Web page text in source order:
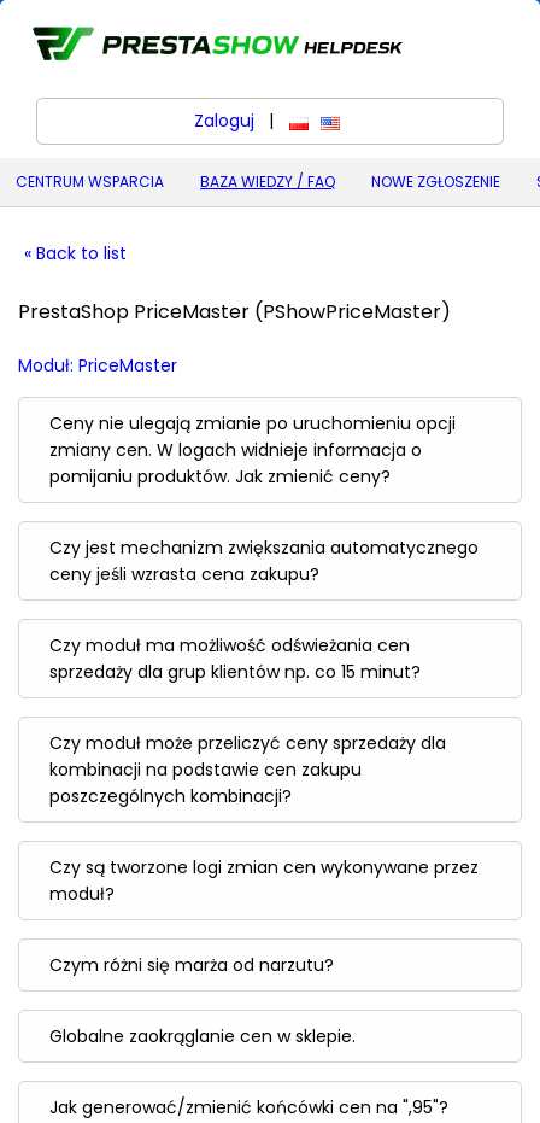
Zaloguj | polskiEnglish (United States)
CENTRUM WSPARCIA BAZA WIEDZY / FAQ NOWE ZGŁOSZENIE
« Back to list
PrestaShop PriceMaster (PShowPriceMaster)
Moduł: PriceMaster
Ceny nie ulegają zmianie po uruchomieniu opcji
zmiany cen. W logach widnieje informacja o
pomijaniu produktów. Jak zmienić ceny?
Czy jest mechanizm zwiększania automatycznego
ceny jeśli wzrasta cena zakupu?
Czy moduł ma możliwość odświeżania cen
sprzedaży dla grup klientów np. co 15 minut?
Czy moduł może przeliczyć ceny sprzedaży dla
kombinacji na podstawie cen zakupu
poszczególnych kombinacji?
Czy są tworzone logi zmian cen wykonywane przez
moduł?
Czym różni się marża od narzutu?
Globalne zaokrąglanie cen w sklepie.
Jak generować/zmienić końcówki cen na ",95"?